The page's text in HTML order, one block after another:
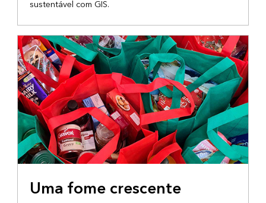
sustentável com GIS.
Uma fome crescente